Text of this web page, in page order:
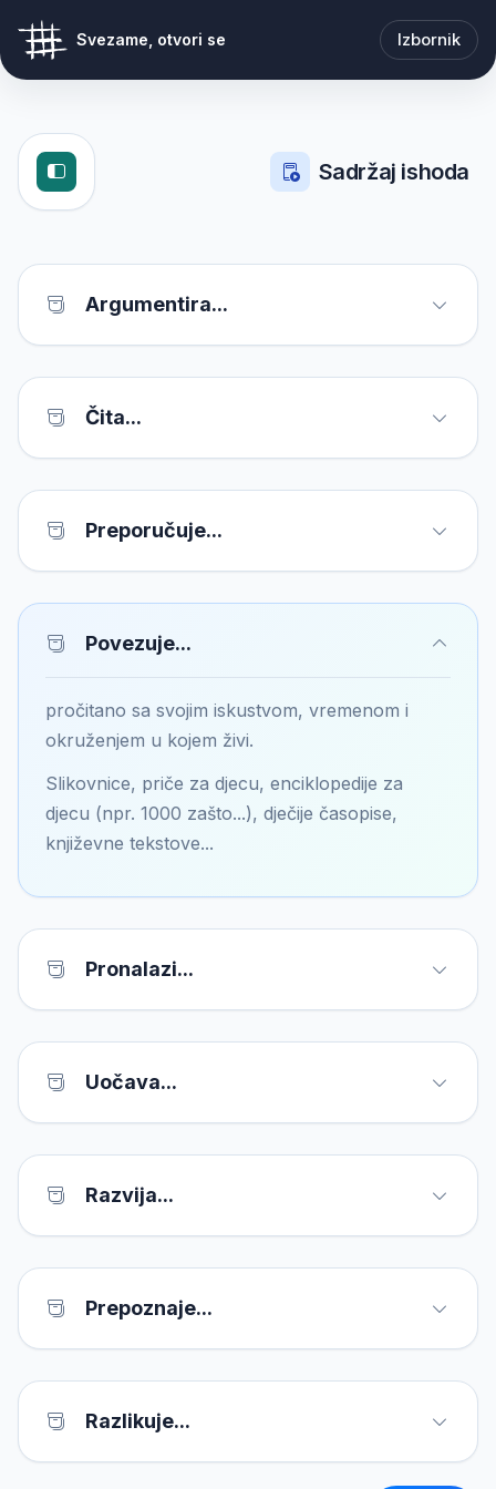
Svezame, otvori se Izbornik
Sadržaj ishoda
Argumentira...
Čita...
Preporučuje...
Povezuje...
pročitano sa svojim iskustvom, vremenom i
okruženjem u kojem živi.
Slikovnice, priče za djecu, enciklopedije za
djecu (npr. 1000 zašto...), dječije časopise,
književne tekstove...
Pronalazi...
Uočava...
Razvija...
Prepoznaje...
Razlikuje...